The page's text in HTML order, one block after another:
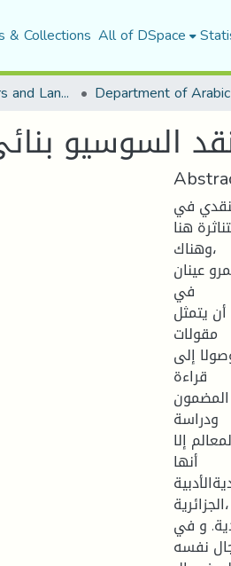
& Collections All of DSpace
Faculty of Letters and Languages
السوسيو
في
هنا
وهناك،
عينان
في
يتمثل
مقولات
إلى
قراءة
ودراسة
إلا
أنها
الجزائرية،
و في
نفسه